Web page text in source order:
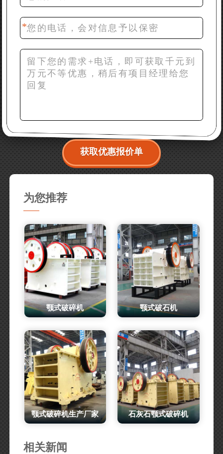
42分钟前 梁先生：膨润土磨到200目，用什么磨粉设
备？
获取优惠报价单
为您推荐
颚式破碎机 颚式破石机
颚式破碎机生产厂家 石灰石颚式破碎机
相关新闻